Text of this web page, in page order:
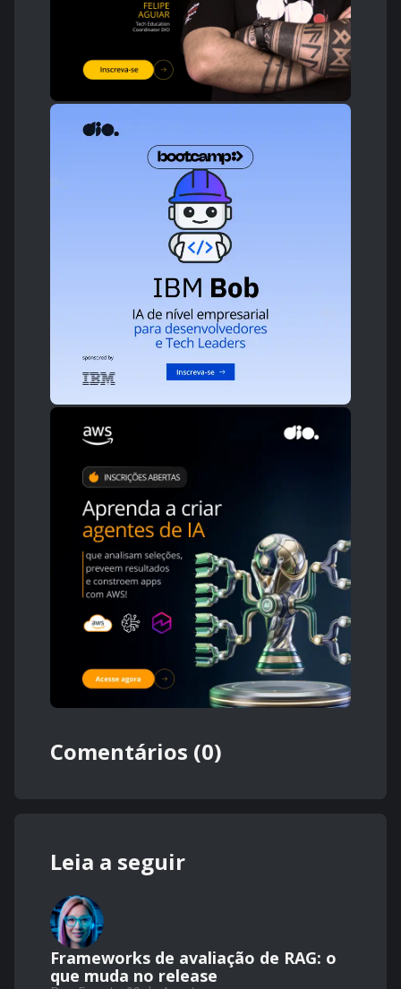
Comentários (0)
Leia a seguir
Frameworks de avaliação de RAG: o
que muda no release